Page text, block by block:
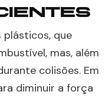
plásticos, que
mas, além
colisões. Em
diminuir a força